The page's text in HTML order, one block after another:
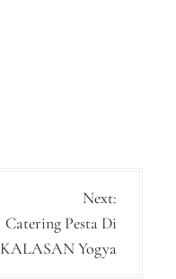
Next:
Catering Pesta Di
KALASAN Yogya